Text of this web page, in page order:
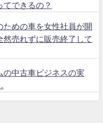
てできるの？
ための車を女性社員が開
売れずに販売終了して
の中古車ビジネスの実